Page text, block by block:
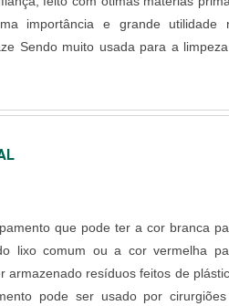
importância e grande utilidade
Sendo muito usada para a limpeza
estar presente na sala de cirurgia
evitando assim hemor....
que pode ter a cor branca
lixo comum ou a cor vermelha
resíduos feitos de
pode ser usado por cirurgiões